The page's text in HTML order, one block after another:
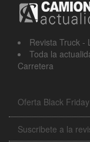
Revista Truck -
Toda la
Carretera
Oferta Black Friday
Suscribete a la